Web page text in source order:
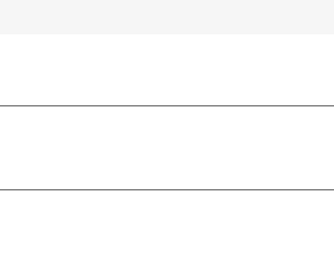
い合わせ
報